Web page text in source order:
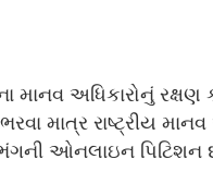
માનવ અધિકારોનું રક્ષણ
માત્ર રાષ્ટ્રીય
ભંગની ઓનલાઇન